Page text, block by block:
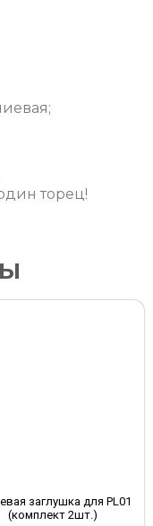
торец!
заглушка для PL01
(комплект 2шт.)